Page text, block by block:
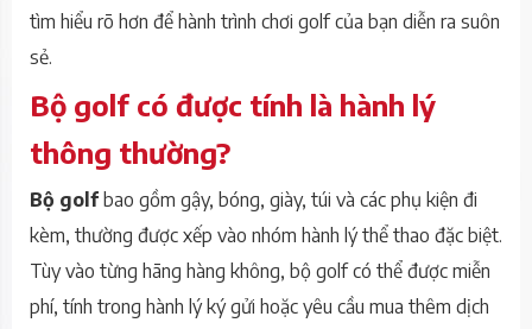
tìm hiểu rõ hơn để hành trình chơi golf của bạn diễn ra suôn
sẻ.
Bộ golf có được tính là hành lý
thông thường?
Bộ golf bao gồm gậy, bóng, giày, túi và các phụ kiện đi
kèm, thường được xếp vào nhóm hành lý thể thao đặc biệt.
Tùy vào từng hãng hàng không, bộ golf có thể được miễn
phí, tính trong hành lý ký gửi hoặc yêu cầu mua thêm dịch